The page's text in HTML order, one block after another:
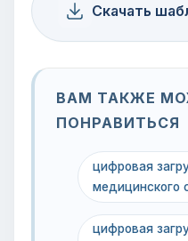
Скачать
ВАМ ТАКЖЕ
ПОНРАВИТЬСЯ
цифровая
медицинского
цифровая